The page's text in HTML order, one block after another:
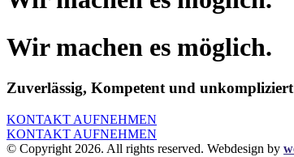
Wir machen es möglich.
Zuverlässig, Kompetent und unkompliziert
KONTAKT AUFNEHMEN
KONTAKT AUFNEHMEN
© Copyright 2026. All rights reserved. Webdesign by